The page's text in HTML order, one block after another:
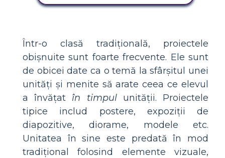
Într-o clasă tradițională, proiectele
obișnuite sunt foarte frecvente. Ele sunt
de obicei date ca o temă la sfârșitul unei
unități și menite să arate ceea ce elevul
a învățat în timpulunității. Proiectele
tipice includ postere, expoziții de
diapozitive, diorame, modele etc.
Unitatea în sine este predată în mod
tradițional folosind elemente vizuale,